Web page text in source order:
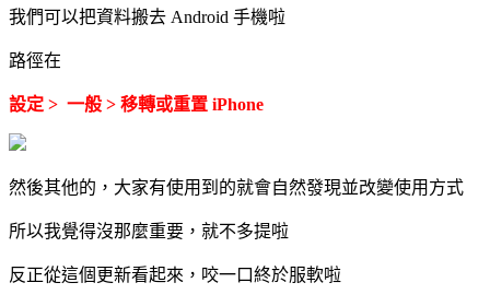
我們可以把資料搬去 Android 手機啦
路徑在
設定 > 一般 > 移轉或重置 iPhone
然後其他的，大家有使用到的就會自然發現並改變使用方式
所以我覺得沒那麼重要，就不多提啦
反正從這個更新看起來，咬一口終於服軟啦